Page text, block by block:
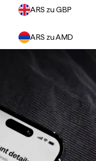
ARS zu GBP
ARS zu AMD